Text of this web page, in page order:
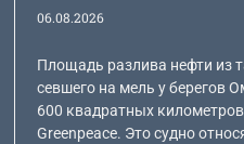
06.08.2026
Площадь разлива нефти из
севшего на мель у берегов
600 квадратных
Greenpeace. Это судно